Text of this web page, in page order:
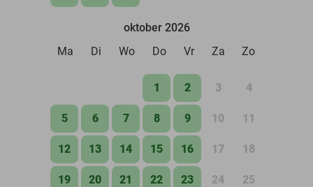
oktober 2026
Ma
Di Wo Do Vr Za Zo
1 2 3 4
5 6 7 8 9 10 11
12 13 14 15 16 17 18
19 20 21 22 23 24 25